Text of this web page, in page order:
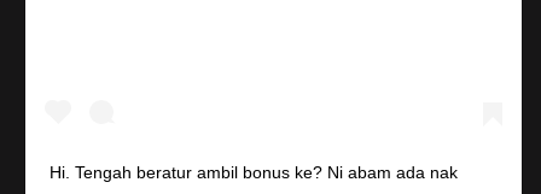
Hi. Tengah beratur ambil bonus ke? Ni abam ada nak